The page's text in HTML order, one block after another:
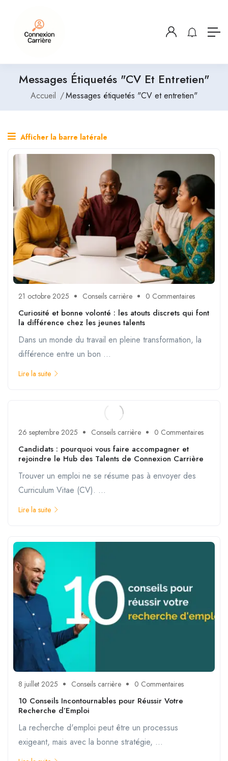
Messages Étiquetés "CV Et Entretien"
Accueil Messages étiquetés "CV et entretien"
Afficher la barre latérale
21 octobre 2025 Conseils carrière 0 Commentaires
Curiosité et bonne volonté : les atouts discrets qui font
la différence chez les jeunes talents
Dans un monde du travail en pleine transformation, la
différence entre un bon ...
Lire la suite
26 septembre 2025 Conseils carrière 0 Commentaires
Candidats : pourquoi vous faire accompagner et
rejoindre le Hub des Talents de Connexion Carrière
Trouver un emploi ne se résume pas à envoyer des
Curriculum Vitae (CV). ...
Lire la suite
8 juillet 2025 Conseils carrière 0 Commentaires
10 Conseils Incontournables pour Réussir Votre
Recherche d’Emploi
La recherche d'emploi peut être un processus
exigeant, mais avec la bonne stratégie, ...